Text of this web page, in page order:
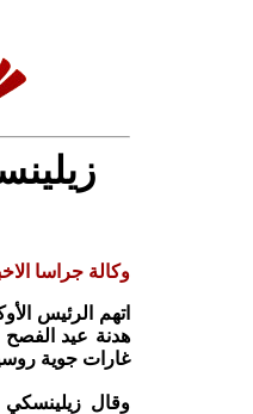
وكالة جراسا
اتهم الرئيس
غارات جوية
وقال زيلينسكي